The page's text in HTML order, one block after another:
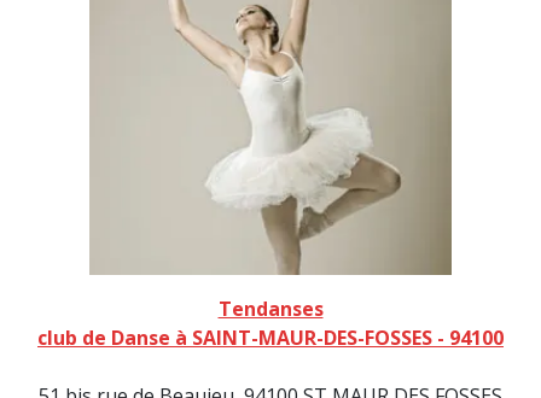
Tendanses
club de Danse à SAINT-MAUR-DES-FOSSES - 94100